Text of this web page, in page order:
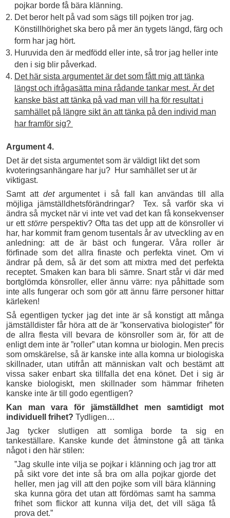
pojkar borde få bära klänning.
Det beror helt på vad som sägs till pojken tror jag.
Könstillhörighet ska bero på mer än tygets längd, färg och
form har jag hört.
Huruvida den är medfödd eller inte, så tror jag heller inte
den i sig blir påverkad.
Det här sista argumentet är det som fått mig att tänka
längst och ifrågasätta mina rådande tankar mest. Är det
kanske bäst att tänka på vad man vill ha för resultat i
samhället på längre sikt än att tänka på den individ man
har framför sig?
Argument 4.
Det är det sista argumentet som är väldigt likt det som
kvoteringsanhängare har ju? Hur samhället ser ut är
viktigast.
Samt att detargumentet i så fall kan användas till alla
möjliga jämställdhetsförändringar? Tex. så varför ska vi
ändra så mycket när vi inte vet vad det kan få konsekvenser
ur ett större perspektiv? Ofta tas det upp att de könsroller vi
har, har kommit fram genom tusentals år av utveckling av en
anledning: att de är bäst och fungerar. Våra roller är
förfinade som det allra finaste och perfekta vinet. Om vi
ändrar på dem, så är det som att mixtra med det perfekta
receptet. Smaken kan bara bli sämre. Snart står vi där med
bortglömda könsroller, eller ännu värre: nya påhittade som
inte alls fungerar och som gör att ännu färre personer hittar
kärleken!
Så egentligen tycker jag det inte är så konstigt att många
jämställdister får höra att de är ”konservativa biologister” för
de allra flesta vill bevara de könsroller som är, för att de
enligt dem inte är ”roller” utan komna ur biologin. Men precis
som omskärelse, så är kanske inte alla komna ur biologiska
skillnader, utan utifrån att människan valt och bestämt att
vissa saker enbart ska tillfalla det ena könet. Det i sig är
kanske biologiskt, men skillnader som hämmar friheten
kanske inte är till godo egentligen?
Kan man vara för jämställdhet men samtidigt mot
individuell frihet? Tydligen…
Jag tycker slutligen att somliga borde ta sig en
tankeställare. Kanske kunde det åtminstone gå att tänka
något i den här stilen:
”Jag skulle inte vilja se pojkar i klänning och jag tror att
på sikt vore det inte så bra om alla pojkar gjorde det
heller, men jag vill att den pojke som vill bära klänning
ska kunna göra det utan att fördömas samt ha samma
frihet som flickor att kunna vilja det, det vill säga få
prova det.”